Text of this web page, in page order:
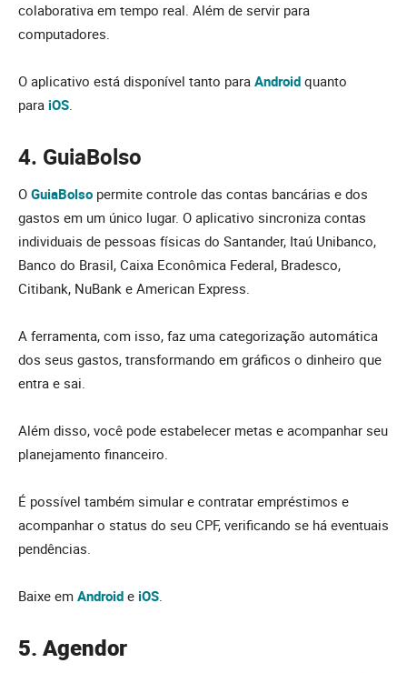
colaborativa em tempo real. Além de servir para
computadores.
O aplicativo está disponível tanto para Android quanto
para iOS.
4. GuiaBolso
O GuiaBolso permite controle das contas bancárias e dos
gastos em um único lugar. O aplicativo sincroniza contas
individuais de pessoas físicas do Santander, Itaú Unibanco,
Banco do Brasil, Caixa Econômica Federal, Bradesco,
Citibank, NuBank e American Express.
A ferramenta, com isso, faz uma categorização automática
dos seus gastos, transformando em gráficos o dinheiro que
entra e sai.
Além disso, você pode estabelecer metas e acompanhar seu
planejamento financeiro.
É possível também simular e contratar empréstimos e
acompanhar o status do seu CPF, verificando se há eventuais
pendências.
Baixe em Android e iOS
5. Agendor